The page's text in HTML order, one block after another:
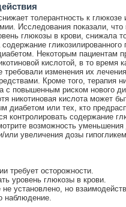
толерантность к
Исследования показали, что
глюкозы в крови, снижала
гликозилированного
Некоторым пациентам
кислотой, в то время
требовали изменения их лечения
Кроме того, терапия
с повышенным риском нового
никотиновая кислота может
диабетом или тех, кто
контролировать содержание
возможность
или увеличения дозы
требует осторожности.
уровень глюкозы в крови.
не установлено, но
наблюдение.